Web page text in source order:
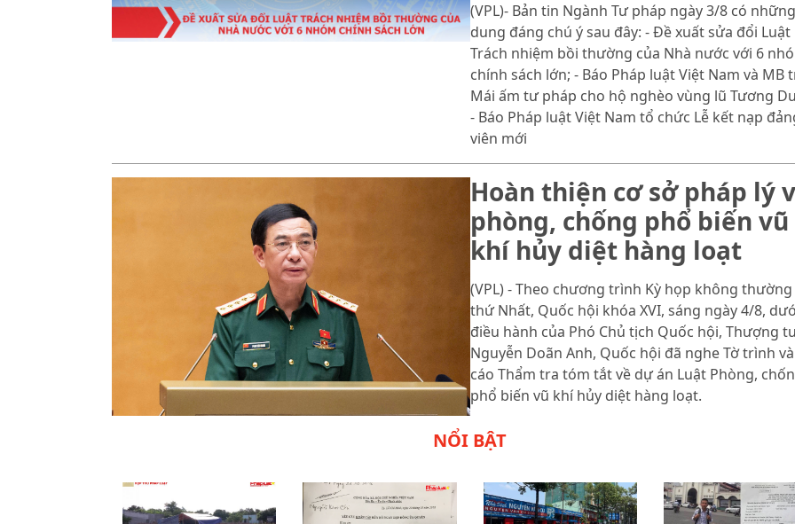
(VPL)- Bản tin Ngành Tư pháp ngày 3/8 có
dung đáng chú ý sau đây: - Đề xuất sửa đổi Luật
Trách nhiệm bồi thường của Nhà nước với 6
chính sách lớn; - Báo Pháp luật Việt Nam và MB
Mái ấm tư pháp cho hộ nghèo vùng lũ Tương
- Báo Pháp luật Việt Nam tổ chức Lễ kết nạp
viên mới
Hoàn thiện cơ sở pháp lý
phòng, chống phổ biến vũ
khí hủy diệt hàng loạt
(VPL) - Theo chương trình Kỳ họp không thường
thứ Nhất, Quốc hội khóa XVI, sáng ngày 4/8,
điều hành của Phó Chủ tịch Quốc hội, Thượng
Nguyễn Doãn Anh, Quốc hội đã nghe Tờ trình
cáo Thẩm tra tóm tắt về dự án Luật Phòng,
phổ biến vũ khí hủy diệt hàng loạt.
NỔI BẬT